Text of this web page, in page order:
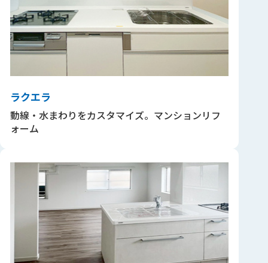
ラクエラ
動線・水まわりをカスタマイズ。マンションリフ
ォーム